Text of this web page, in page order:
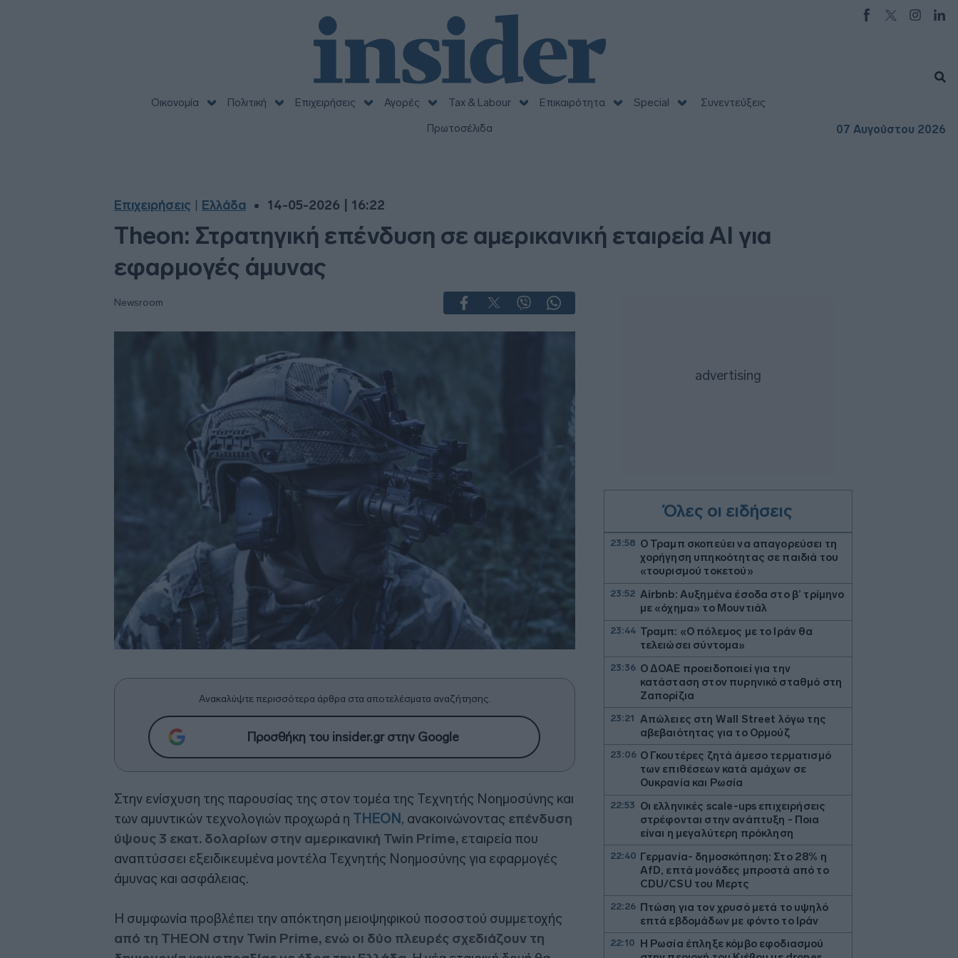
Οικονομία Πολιτική Επιχειρήσεις Αγορές Tax & Labour Επικαιρότητα Special
Συνεντεύξεις
Πρωτοσέλιδα
07 Αυγούστου 2026
Επιχειρήσεις Ελλάδα 14-05-2026 | 16:22
Theon: Στρατηγική επένδυση σε αμερικανική εταιρεία AI για
εφαρμογές άμυνας
Newsroom
Ανακαλύψτε περισσότερα άρθρα στα αποτελέσματα αναζήτησης.
Προσθήκη του insider.gr στην Google
Στην ενίσχυση της παρουσίας της στον τομέα της Τεχνητής Νοημοσύνης και
των αμυντικών τεχνολογιών προχωρά η THEON, ανακοινώνοντας επένδυση
ύψους 3 εκατ. δολαρίων στην αμερικανική Twin Prime, εταιρεία που
αναπτύσσει εξειδικευμένα μοντέλα Τεχνητής Νοημοσύνης για εφαρμογές
άμυνας και ασφάλειας.
Η συμφωνία προβλέπει την απόκτηση μειοψηφικού ποσοστού συμμετοχής
από τη THEON στην Twin Prime, ενώ οι δύο πλευρές σχεδιάζουν τη
Όλες οι ειδήσεις
23:58 Ο Τραμπ σκοπεύει να απαγορεύσει τη
χορήγηση υπηκοότητας σε παιδιά του
«τουρισμού τοκετού»
23:52 Airbnb: Αυξημένα έσοδα στο β’ τρίμηνο
με «όχημα» το Μουντιάλ
23:44 Τραμπ: «Ο πόλεμος με το Ιράν θα
τελειώσει σύντομα»
23:36 Ο ΔΟΑΕ προειδοποιεί για την
κατάσταση στον πυρηνικό σταθμό στη
Ζαπορίζια
23:21
Απώλειες στη Wall Street λόγω της
αβεβαιότητας για το Ορμούζ
23:06 Ο Γκουτέρες ζητά άμεσο τερματισμό
των επιθέσεων κατά αμάχων σε
Ουκρανία και Ρωσία
22:53 Οι ελληνικές scale-ups επιχειρήσεις
στρέφονται στην ανάπτυξη - Ποια
είναι η μεγαλύτερη πρόκληση
22:40 Γερμανία- δημοσκόπηση: Στο 28% η
AfD, επτά μονάδες μπροστά από το
CDU/CSU του Μερτς
22:26 Πτώση για τον χρυσό μετά το υψηλό
επτά εβδομάδων με φόντο το Ιράν
22:10
Η Ρωσία έπληξε κόμβο εφοδιασμού